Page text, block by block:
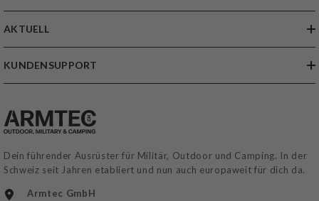
AKTUELL
KUNDENSUPPORT
Dein führender Ausrüster für Militär, Outdoor und Camping. In der
Schweiz seit Jahren etabliert und nun auch europaweit für dich da.
Armtec GmbH